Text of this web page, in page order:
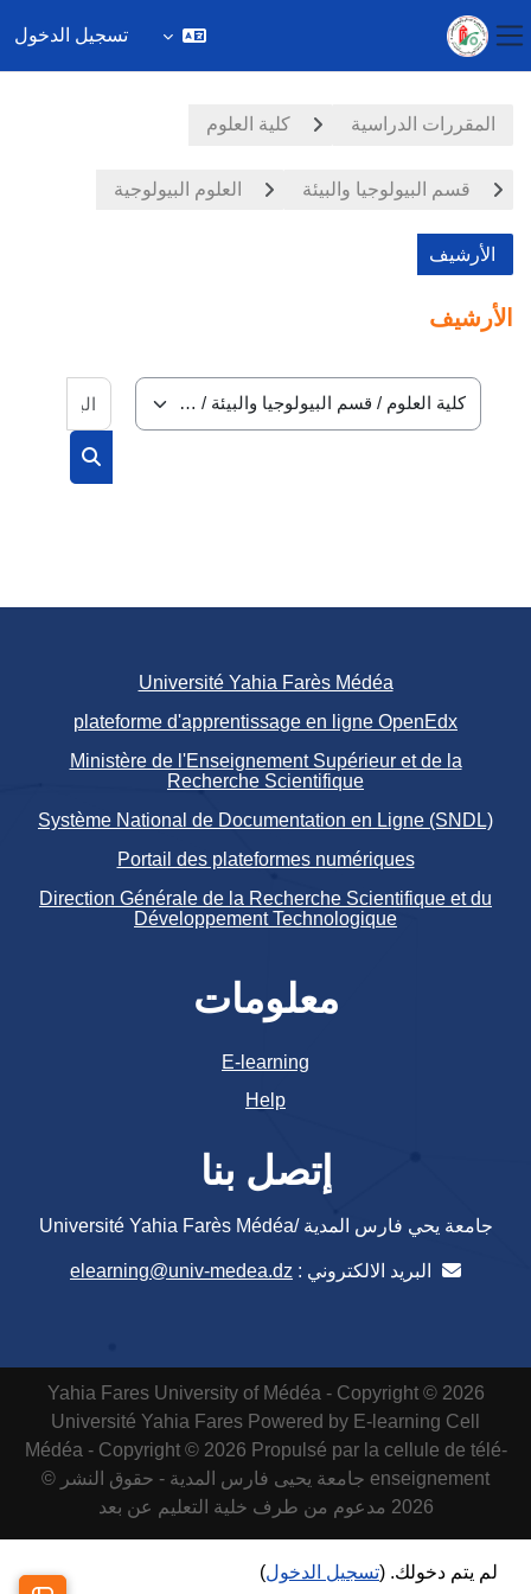
واجهة جانبية
تسجيل الدخول
المقررات الدراسية كلية العلوم
قسم البيولوجيا والبيئة العلوم البيولوجية
الأرشيف
الأرشيف
تصنيفات المقررات
Université Yahia Farès Médéa
plateforme d'apprentissage en ligne OpenEdx
Ministère de l'Enseignement Supérieur et de la
Recherche Scientifique
Système National de Documentation en Ligne (SNDL)
Portail des plateformes numériques
Direction Générale de la Recherche Scientifique et du
Développement Technologique
معلومات
E-learning
Help
إتصل بنا
جامعة يحي فارس المدية /Université Yahia Farès Médéa
البريد الالكتروني : elearning@univ-medea.dz
Yahia Fares University of Médéa - Copyright © 2026
Powered by E-learning Cell
Université Yahia Fares
Médéa - Copyright © 2026 Propulsé par la cellule de télé-
enseignement جامعة يحيى فارس المدية - حقوق النشر ©
2026 مدعوم من طرف خلية التعليم عن بعد
لم يتم دخولك. (تسجيل الدخول)